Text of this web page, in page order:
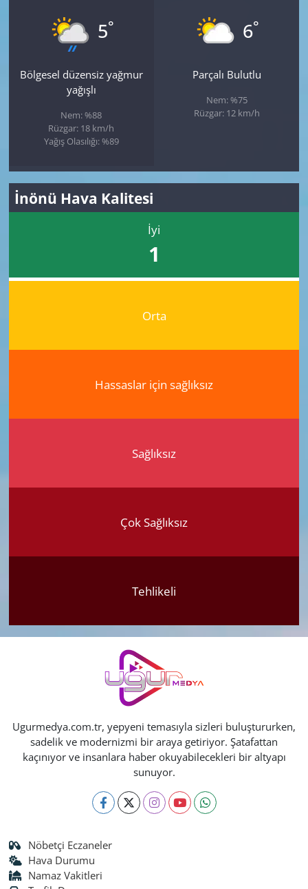
5°
Bölgesel düzensiz yağmur
yağışlı
Nem: %88
Rüzgar: 18 km/h
Yağış Olasılığı: %89
6°
Parçalı Bulutlu
Nem: %75
Rüzgar: 12 km/h
İnönü Hava Kalitesi
İyi
1
Orta
Hassaslar için sağlıksız
Sağlıksız
Çok Sağlıksız
Tehlikeli
Ugurmedya.com.tr, yepyeni temasıyla sizleri buluştururken,
sadelik ve modernizmi bir araya getiriyor. Şatafattan
kaçınıyor ve insanlara haber okuyabilecekleri bir altyapı
sunuyor.
Nöbetçi Eczaneler
Hava Durumu
Namaz Vakitleri